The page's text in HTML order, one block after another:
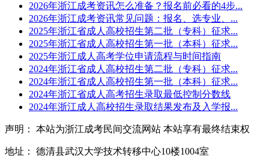
2026年浙江成考资讯怎么准备？报名前必看的4步...
2026年浙江成考资讯常见问题：报名、选专业、...
2025年浙江省成人高校招生第二批（专科）征求...
2025年浙江省成人高校招生第一批（本科）征求...
2025年浙江成人高考学位申请流程与时间指南
2024年浙江省成人高校招生第二批（专科）征求...
2024年浙江省成人高校招生第一批（本科）征求...
2024年浙江省成人高考招生录取最低控制分数线
2024年浙江成人高校招生录取结果发布及入学报...
声明： 本站为浙江成考民间交流网站 本站享有最终结束权
地址： 德清县武汉大学技术转移中心10楼1004室